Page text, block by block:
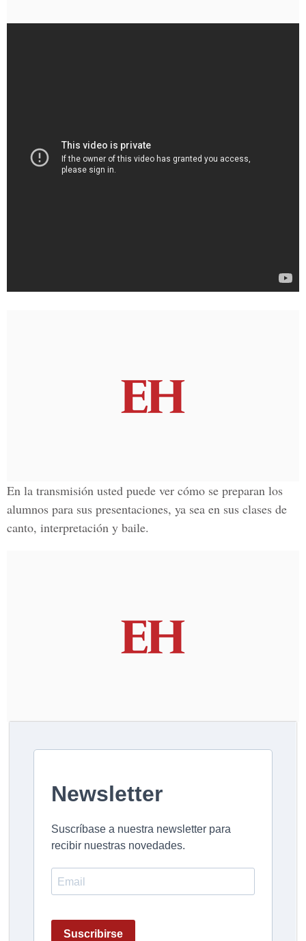
En la transmisión usted puede ver cómo se preparan los
alumnos para sus presentaciones, ya sea en sus clases de
canto, interpretación y baile.